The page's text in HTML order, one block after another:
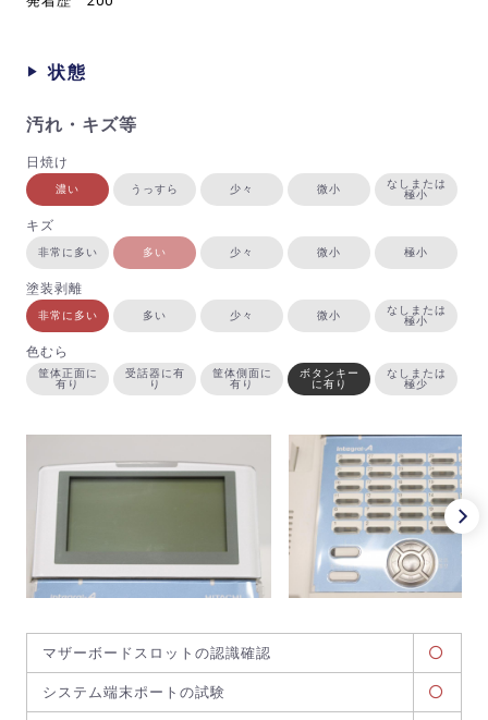
状態
汚れ・キズ等
日焼け
濃い うっすら 少々 微小
なしまたは
極小
キズ
非常に多い 多い 少々 微小 極小
塗装剥離
非常に多い 多い 少々 微小
なしまたは
極小
色むら
筐体正面に
有り
受話器に有
り
筐体側面に
有り
ボタンキー
に有り
なしまたは
極少
マザーボードスロットの認識確認
システム端末ポートの試験